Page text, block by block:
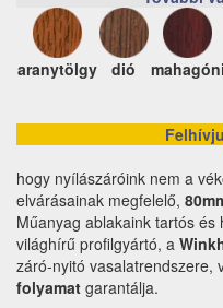
aranytölgy dió mahagóni
hogy nyílászáróink nem a
elvárásainak megfelelő,
Műanyag ablakaink tartós és
világhírű profilgyártó, a
záró-nyitó vasalatrendszere,
folyamat garantálja.